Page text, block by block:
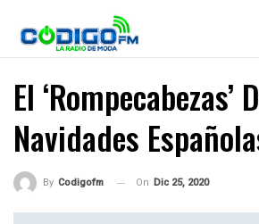
El ‘rompecabezas’
Navidades
By Codigofm On Dic 25, 2020